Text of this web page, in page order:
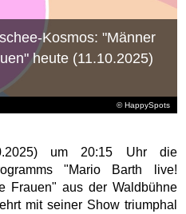
© HappySpots
Kosmos: "Männer
heute (11.10.2025)
um 20:15 Uhr die
"Mario Barth live!
Frauen" aus der Waldbühne
mit seiner Show triumphal